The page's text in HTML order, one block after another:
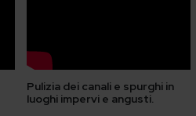
Pulizia dei canali e spurghi in
luoghi impervi e angusti.